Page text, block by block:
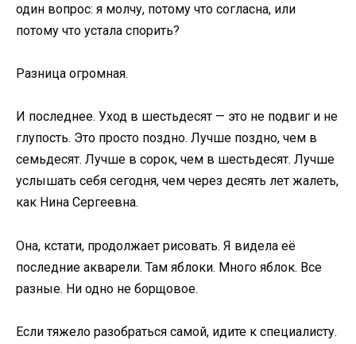
один вопрос: я молчу, потому что согласна, или
потому что устала спорить?
Разница огромная.
И последнее. Уход в шестьдесят — это не подвиг и не
глупость. Это просто поздно. Лучше поздно, чем в
семьдесят. Лучше в сорок, чем в шестьдесят. Лучше
услышать себя сегодня, чем через десять лет жалеть,
как Нина Сергеевна.
Она, кстати, продолжает рисовать. Я видела её
последние акварели. Там яблоки. Много яблок. Все
разные. Ни одно не борщовое.
Если тяжело разобраться самой, идите к специалисту.